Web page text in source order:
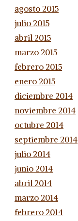
agosto 2015
julio 2015
abril 2015
marzo 2015
febrero 2015
enero 2015
diciembre 2014
noviembre 2014
octubre 2014
septiembre 2014
julio 2014
junio 2014
abril 2014
marzo 2014
febrero 2014